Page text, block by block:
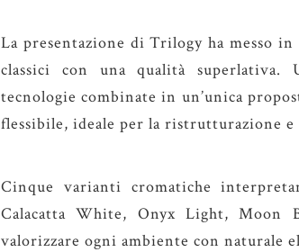
La presentazione di Trilogy ha messo in
classici con una qualità superlativa.
tecnologie combinate in un’unica
flessibile, ideale per la ristrutturazione e
Cinque varianti cromatiche
Calacatta White, Onyx Light, Moon
valorizzare ogni ambiente con naturale